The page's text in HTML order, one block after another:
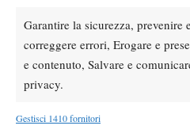
Garantire la sicurezza, prevenire
correggere errori, Erogare e
e contenuto, Salvare e
privacy.
Gestisci 1410 fornitori
DI
News